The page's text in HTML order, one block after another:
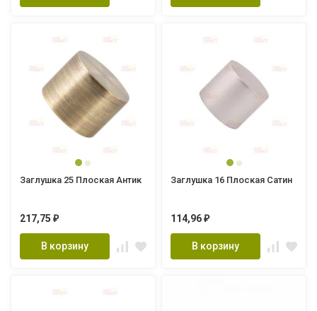
Заглушка 25 Плоская Антик
217,75 ₽
В корзину
Заглушка 16 Плоская Сатин
114,96 ₽
В корзину